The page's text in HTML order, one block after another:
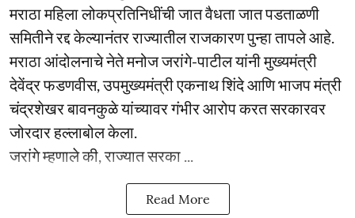
मराठा महिला लोकप्रतिनिधींची जात वैधता जात पडताळणी
समितीने रद्द केल्यानंतर राज्यातील राजकारण पुन्हा तापले आहे.
मराठा आंदोलनाचे नेते मनोज जरांगे-पाटील यांनी मुख्यमंत्री
देवेंद्र फडणवीस, उपमुख्यमंत्री एकनाथ शिंदे आणि भाजप मंत्री
चंद्रशेखर बावनकुळे यांच्यावर गंभीर आरोप करत सरकारवर
जोरदार हल्लाबोल केला.
जरांगे म्हणाले की, राज्यात सरका ...
Read More